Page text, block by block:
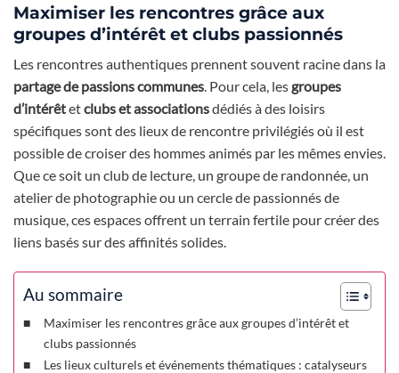
Maximiser les rencontres grâce aux
groupes d’intérêt et clubs passionnés
Les rencontres authentiques prennent souvent racine dans la
partage de passions communes. Pour cela, lesgroupes
d’intérêtetclubs et associationsdédiés à des loisirs
spécifiques sont des lieux de rencontre privilégiés où il est
possible de croiser des hommes animés par les mêmes envies.
Que ce soit un club de lecture, un groupe de randonnée, un
atelier de photographie ou un cercle de passionnés de
musique, ces espaces offrent un terrain fertile pour créer des
liens basés sur des affinités solides.
Au sommaire
Maximiser les rencontres grâce aux groupes d’intérêt et
clubs passionnés
Les lieux culturels et événements thématiques : catalyseurs